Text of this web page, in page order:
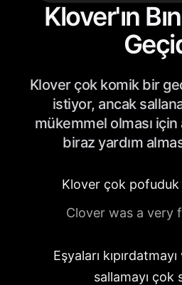
Klover'ın
Klover çok komik bir
istiyor, ancak
mükemmel olması için
biraz yardım
Klover çok pofuduk
Clover was a very
Eşyaları kıpırdatmayı
sallamayı çok